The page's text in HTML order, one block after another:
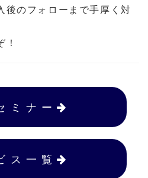
後のフォローまで手厚く対
ミ ナ ー
ス 一 覧